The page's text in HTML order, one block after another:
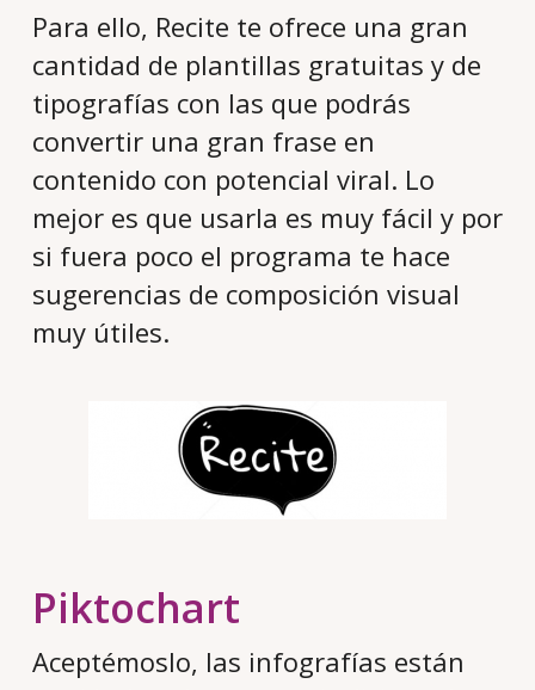
Para ello, Recite te ofrece una gran
cantidad de plantillas gratuitas y de
tipografías con las que podrás
convertir una gran frase en
contenido con potencial viral. Lo
mejor es que usarla es muy fácil y por
si fuera poco el programa te hace
sugerencias de composición visual
muy útiles.
Piktochart
Aceptémoslo, las infografías están